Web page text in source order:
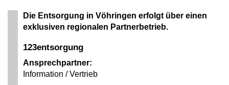
Die Entsorgung in Vöhringen erfolgt über einen
exklusiven regionalen Partnerbetrieb.
123entsorgung
Ansprechpartner:
Information / Vertrieb